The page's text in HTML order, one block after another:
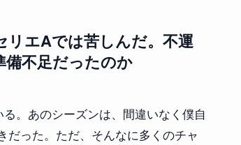
エAでは苦しんだ。不運
不足だったのか
。あのシーズンは、間違いなく僕自
だった。ただ、そんなに多くのチャ